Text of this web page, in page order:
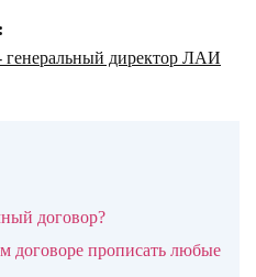
директор ЛАИ
договор?
договоре прописать любые